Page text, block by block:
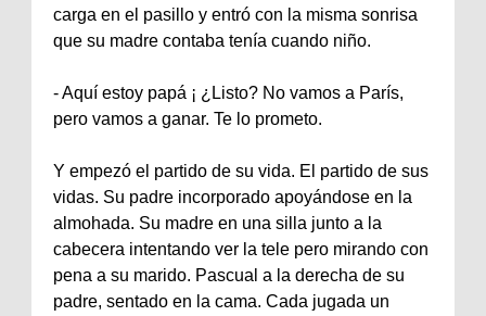
carga en el pasillo y entró con la misma sonrisa
que su madre contaba tenía cuando niño.
‐ Aquí estoy papá ¡ ¿Listo? No vamos a París,
pero vamos a ganar. Te lo prometo.
Y empezó el partido de su vida. El partido de sus
vidas. Su padre incorporado apoyándose en la
almohada. Su madre en una silla junto a la
cabecera intentando ver la tele pero mirando con
pena a su marido. Pascual a la derecha de su
padre, sentado en la cama. Cada jugada un